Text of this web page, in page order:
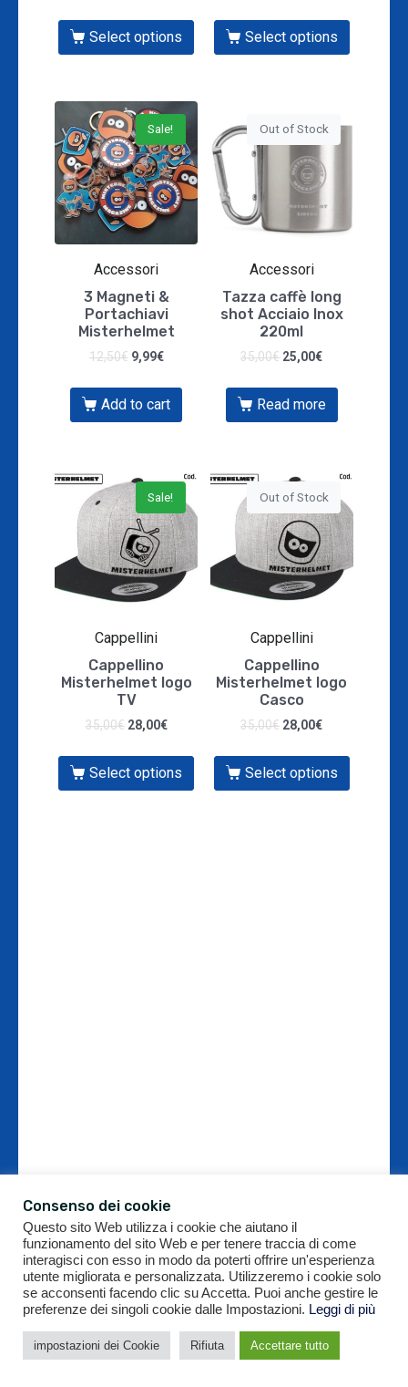
Select options Select options
Sale!
Accessori
3 Magneti &
Portachiavi
Misterhelmet
12,50€ 9,99€
Add to cart
Out of Stock
Accessori
Tazza caffè long
shot Acciaio Inox
220ml
35,00€ 25,00€
Read more
Sale!
Cappellini
Cappellino
Misterhelmet logo
TV
35,00€ 28,00€
Select options
Out of Stock
Cappellini
Cappellino
Misterhelmet logo
Casco
35,00€ 28,00€
Select options
Consenso dei cookie
Questo sito Web utilizza i cookie che aiutano il
funzionamento del sito Web e per tenere traccia di come
interagisci con esso in modo da poterti offrire un'esperienza
utente migliorata e personalizzata. Utilizzeremo i cookie solo
se acconsenti facendo clic su Accetta. Puoi anche gestire le
preferenze dei singoli cookie dalle Impostazioni. Leggi di più
impostazioni dei Cookie Rifiuta Accettare tutto